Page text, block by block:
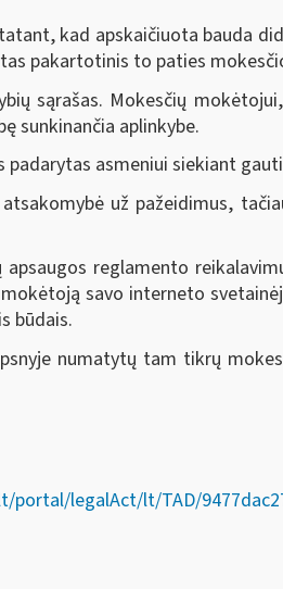
kad apskaičiuota bauda
pakartotinis to paties
sąrašas. Mokesčių
sunkinančia aplinkybe.
asmeniui siekiant
už pažeidimus,
reglamento
savo interneto
būdais.
numatytų tam tikrų
portal/legalAct/lt/TAD/